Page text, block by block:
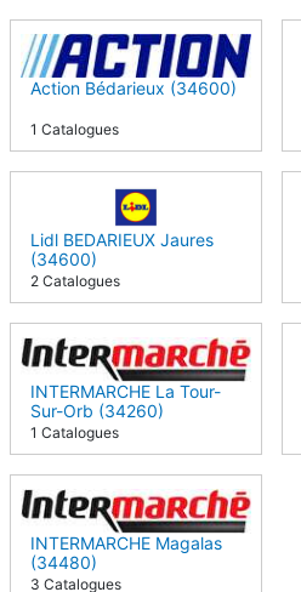
Action Bédarieux (34600)
1 Catalogues
Lidl BEDARIEUX Jaures
(34600)
2 Catalogues
INTERMARCHE La Tour-
Sur-Orb (34260)
1 Catalogues
INTERMARCHE Magalas
(34480)
3 Catalogues